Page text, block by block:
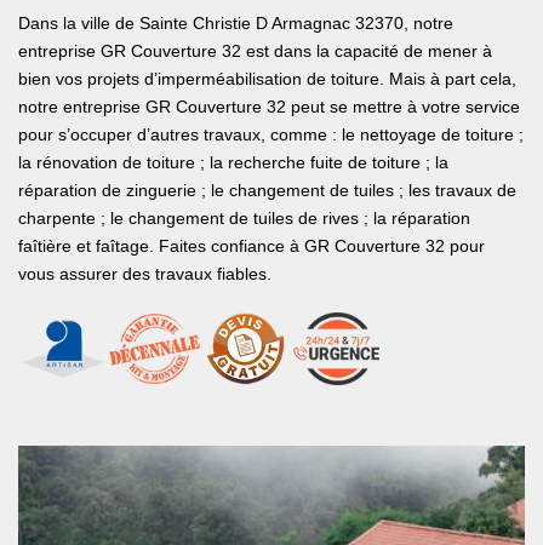
Dans la ville de Sainte Christie D Armagnac 32370, notre
entreprise GR Couverture 32 est dans la capacité de mener à
bien vos projets d’imperméabilisation de toiture. Mais à part cela,
notre entreprise GR Couverture 32 peut se mettre à votre service
pour s’occuper d’autres travaux, comme : le nettoyage de toiture ;
la rénovation de toiture ; la recherche fuite de toiture ; la
réparation de zinguerie ; le changement de tuiles ; les travaux de
charpente ; le changement de tuiles de rives ; la réparation
faîtière et faîtage. Faites confiance à GR Couverture 32 pour
vous assurer des travaux fiables.